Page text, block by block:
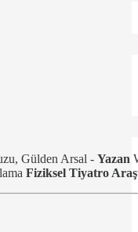
Gülden Arsal - Yazan
Fiziksel Tiyatro